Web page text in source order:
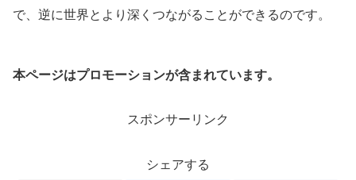
で、逆に世界とより深くつながることができるのです。
本ページはプロモーションが含まれています。
スポンサーリンク
シェアする